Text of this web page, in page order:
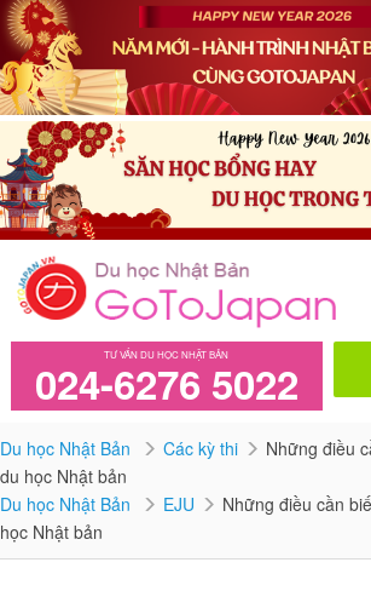
TƯ VẤN DU HỌC NHẬT BẢN
024-6276 5022
Du học Nhật Bản Các kỳ thi
Những điều
du học Nhật bản
Du học Nhật Bản
EJU
Những điều cần
học Nhật bản